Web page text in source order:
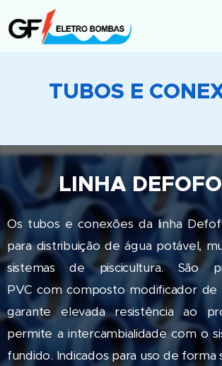
TUBOS E
LINHA
Os tubos e conexões da linha
para distribuição de água potável,
sistemas de piscicultura. São
PVC com composto modificador
garante elevada resistência ao
permite a intercambialidade com o
fundido. Indicados para uso de forma